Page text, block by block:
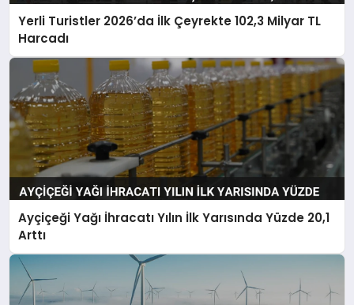
Yerli Turistler 2026’da İlk Çeyrekte 102,3 Milyar TL
Harcadı
Ayçiçeği Yağı İhracatı Yılın İlk Yarısında Yüzde 20,1
Arttı